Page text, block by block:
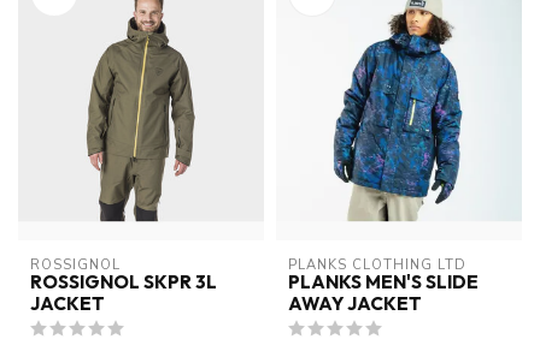
ROSSIGNOL
ROSSIGNOL SKPR 3L
JACKET
PLANKS CLOTHING LTD
PLANKS MEN'S SLIDE
AWAY JACKET